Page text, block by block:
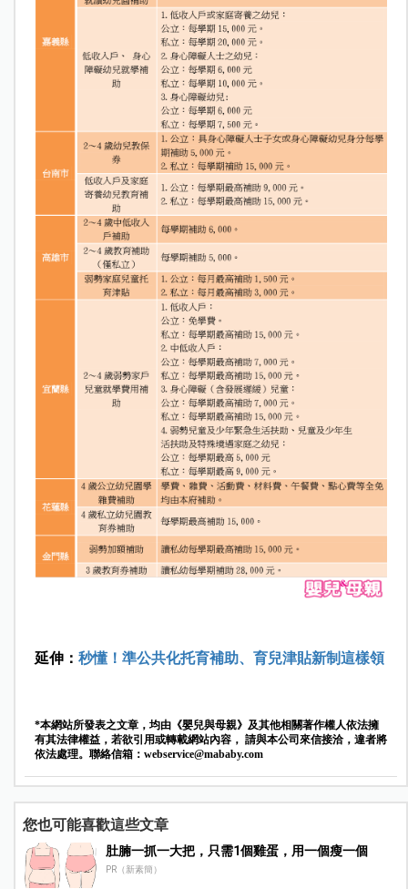
延伸： 秒懂！準公共化托育補助、育兒津貼新制這樣領
*本網站所發表之文章，均由《嬰兒與母親》及其他相關著作權人依法擁
有其法律權益，若欲引用或轉載網站內容， 請與本公司來信接洽，違者將
依法處理。聯絡信箱： webservice@mababy.com
您也可能喜歡這些文章
肚腩一抓一大把，只需1個雞蛋，用一個瘦一個
PR（新素簡）